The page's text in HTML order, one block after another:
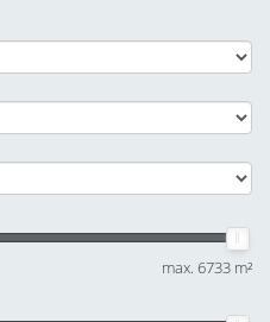
max. 6733 m²